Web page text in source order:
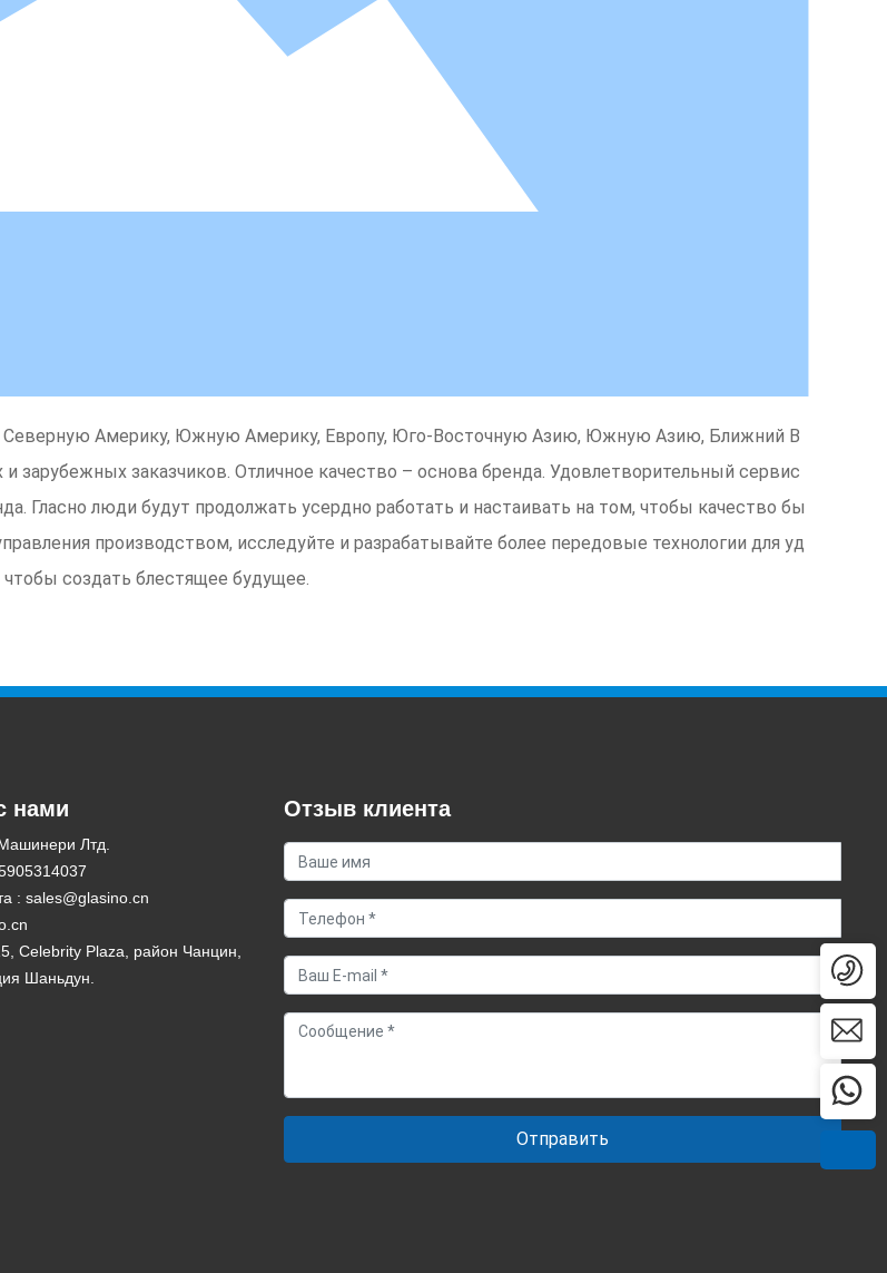
Северную Америку, Южную Америку, Европу, Юго-Восточную Азию, Южную Азию, Ближний В
зарубежных заказчиков. Отличное качество – основа бренда. Удовлетворительный сервис
Гласно люди будут продолжать усердно работать и настаивать на том, чтобы качество бы
производством, исследуйте и разрабатывайте более передовые технологии для уд
создать блестящее будущее.
нами
Лтд.
:sales@glasino.cn
Celebrity Plaza, район Чанцин,
Шаньдун.
WhatsApp：8615905314037
Отзыв клиента
Отправить